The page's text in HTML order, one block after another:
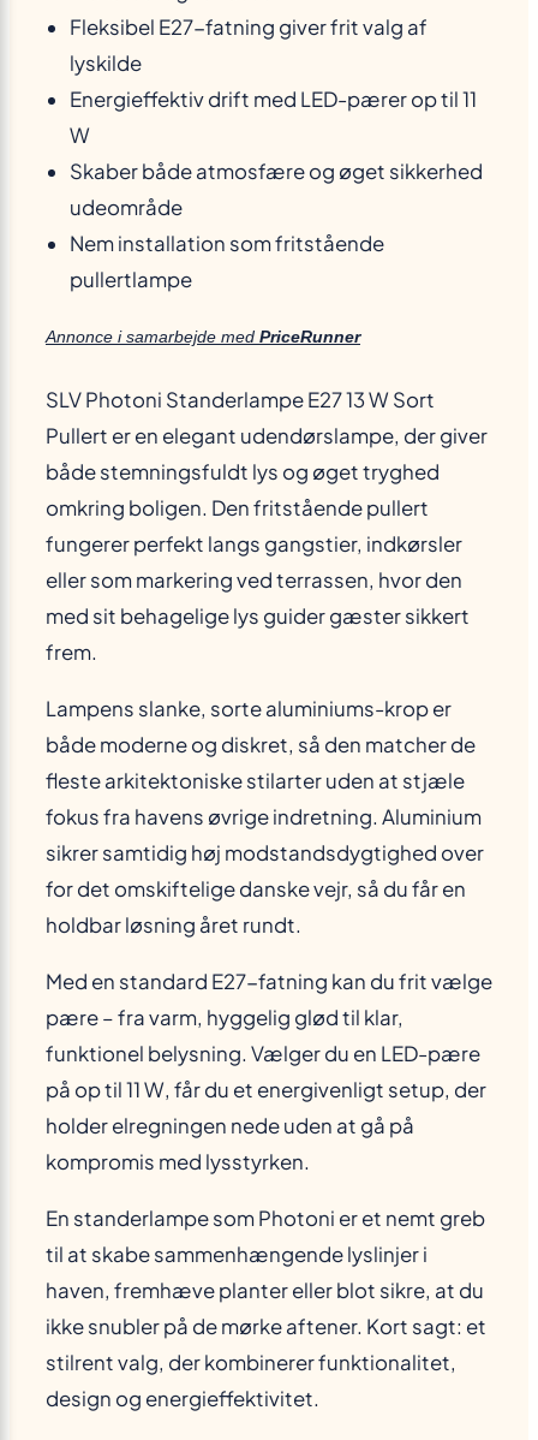
Fleksibel E27-fatning giver frit valg af
lyskilde
Energieffektiv drift med LED-pærer op til 11
W
Skaber både atmosfære og øget sikkerhed
udeområde
Nem installation som fritstående
pullertlampe
Annonce i samarbejde med PriceRunner
SLV Photoni Standerlampe E27 13 W Sort
Pullert er en elegant udendørslampe, der giver
både stemningsfuldt lys og øget tryghed
omkring boligen. Den fritstående pullert
fungerer perfekt langs gangstier, indkørsler
eller som markering ved terrassen, hvor den
med sit behagelige lys guider gæster sikkert
frem.
Lampens slanke, sorte aluminiums-krop er
både moderne og diskret, så den matcher de
fleste arkitektoniske stilarter uden at stjæle
fokus fra havens øvrige indretning. Aluminium
sikrer samtidig høj modstandsdygtighed over
for det omskiftelige danske vejr, så du får en
holdbar løsning året rundt.
Med en standard E27-fatning kan du frit vælge
pære – fra varm, hyggelig glød til klar,
funktionel belysning. Vælger du en LED-pære
på op til 11 W, får du et energivenligt setup, der
holder elregningen nede uden at gå på
kompromis med lysstyrken.
En standerlampe som Photoni er et nemt greb
til at skabe sammenhængende lyslinjer i
haven, fremhæve planter eller blot sikre, at du
ikke snubler på de mørke aftener. Kort sagt: et
stilrent valg, der kombinerer funktionalitet,
design og energieffektivitet.